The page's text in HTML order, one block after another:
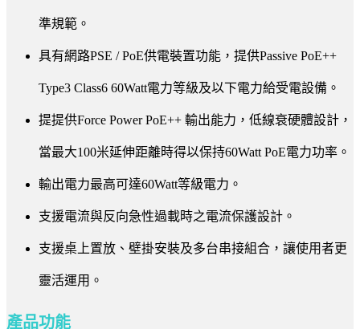
準規範。
具有網路PSE / PoE供電裝置功能，提供Passive PoE++
Type3 Class6 60Watt電力等級及以下電力給受電設備。
提提供Force Power PoE++ 輸出能力，低線衰硬體設計，
當最大100米延伸距離時得以保持60Watt PoE電力功率。
輸出電力最高可達60Watt等級電力。
支援電流與反向急性過載時之電流保護設計。
支援桌上置放、壁掛安裝及多台串接組合，讓使用者更
靈活運用。
產品功能